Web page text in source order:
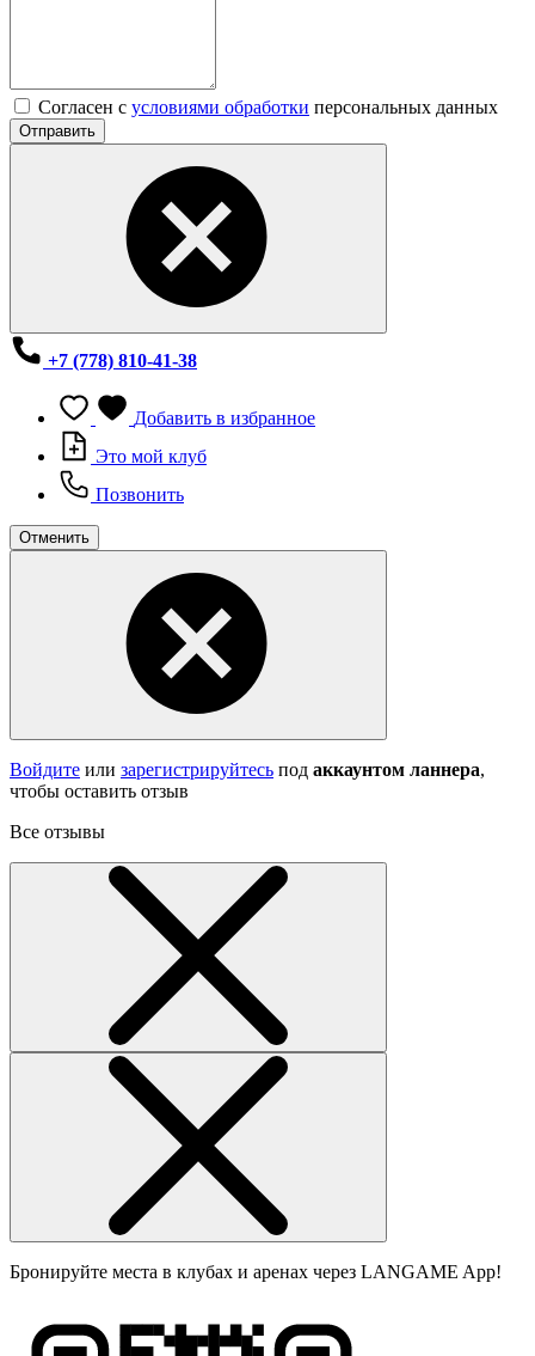
Согласен с условиями обработки персональных данных
Отправить
+7 (778) 810-41-38
Добавить в избранное
Это мой клуб
Позвонить
Отменить
Войдите или зарегистрируйтесь под аккаунтом ланнера,
чтобы оставить отзыв
Все отзывы
Бронируйте места в клубах и аренах через LANGAME App!